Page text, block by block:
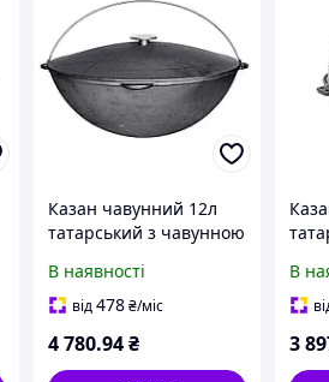
Казан чавунний 12л
татарський з чавунною
В наявності
від478₴/міс
4 780.94₴
В
3